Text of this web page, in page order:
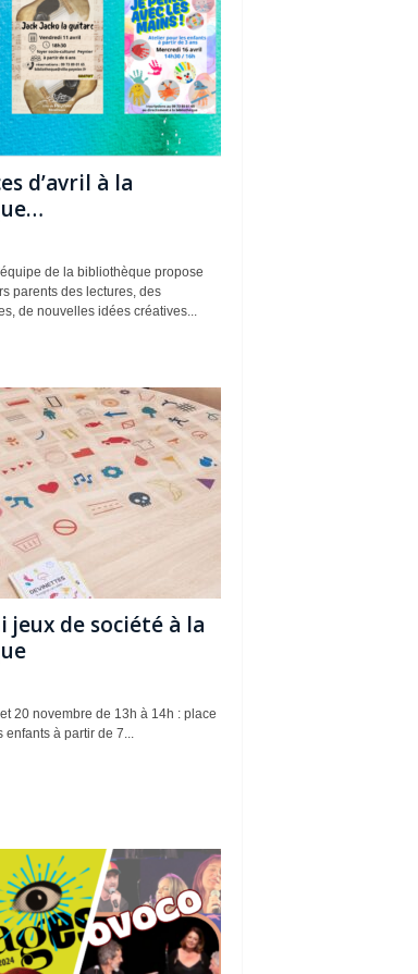
d’avril à la
de la bibliothèque propose
parents des lectures, des
de nouvelles idées créatives...
jeux de société à la
20 novembre de 13h à 14h : place
enfants à partir de 7...